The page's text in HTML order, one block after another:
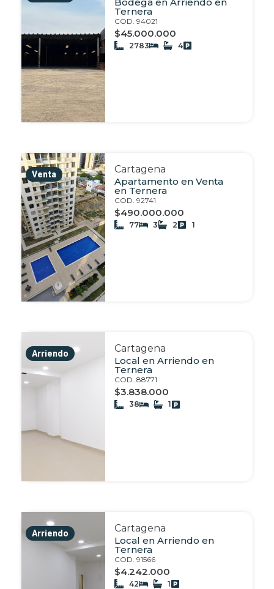
Ternera
COD. 94021
$45.000.000
2783 4
Venta
Cartagena
Apartamento en Venta
en Ternera
COD. 92741
$490.000.000
77 3 2 1
Arriendo
Cartagena
Local en Arriendo en
Ternera
COD. 88771
$3.838.000
38 1
Arriendo
Cartagena
Local en Arriendo en
Ternera
COD. 91566
$4.242.000
42 1